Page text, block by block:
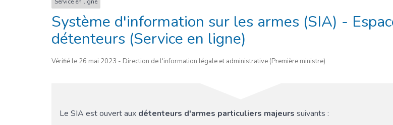
Système d'information sur les armes (SIA) -
détenteurs (Service en ligne)
Vérifié le 26 mai 2023 - Direction de l'information légale et administrative (Première ministre)
Le SIA est ouvert aux détenteurs d'armes particuliers majeurs suivants :